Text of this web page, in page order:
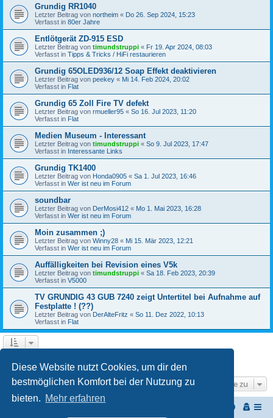
Diese Website nutzt Cookies, um dir den
bestmöglichen Komfort bei der Nutzung zu
bieten. Mehr erfahren
Grundig RR1040
Letzter Beitrag von northeim « Do 26. Sep 2024, 15:23
Verfasst in 80er Jahre
Entlötgerät ZD-915 ESD
Letzter Beitrag von timundstruppi « Fr 19. Apr 2024, 08:03
Verfasst in Tipps & Tricks / HiFi restaurieren
Grundig 65OLED936/12 Soap Effekt deaktivieren
Letzter Beitrag von peekey « Mi 14. Feb 2024, 20:02
Verfasst in Flat
Grundig 65 Zoll Fire TV defekt
Letzter Beitrag von rmueller95 « So 16. Jul 2023, 11:20
Verfasst in Flat
Medien Museum - Interessant
Letzter Beitrag von timundstruppi « So 9. Jul 2023, 17:47
Verfasst in Interessante Links
Grundig TK1400
Letzter Beitrag von Honda0905 « Sa 1. Jul 2023, 16:46
Verfasst in Wer ist neu im Forum
soundbar
Letzter Beitrag von DerMosi412 « Mo 1. Mai 2023, 16:28
Verfasst in Wer ist neu im Forum
Moin zusammen ;)
Letzter Beitrag von Winny28 « Mi 15. Mär 2023, 12:21
Verfasst in Wer ist neu im Forum
Auffälligkeiten bei Revision eines V5k
Letzter Beitrag von timundstruppi « Sa 18. Feb 2023, 20:39
Verfasst in V5000
TV GRUNDIG 43 GUB 7240 zeigt Untertitel bei Aufnahme auf
Festplatte ! (??)
Letzter Beitrag von DerAlteFritz « So 11. Dez 2022, 10:13
Verfasst in Flat
Gehe zu